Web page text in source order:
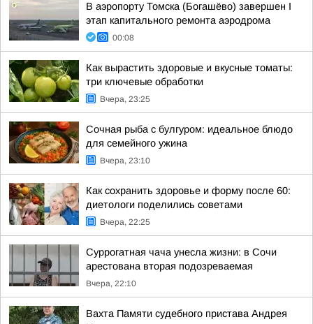
В аэропорту Томска (Богашёво) завершен I
этап капитального ремонта аэродрома
00:08
Как вырастить здоровые и вкусные томаты:
три ключевые обработки
Вчера, 23:25
Сочная рыба с булгуром: идеальное блюдо
для семейного ужина
Вчера, 23:10
Как сохранить здоровье и форму после 60:
диетологи поделились советами
Вчера, 22:25
Суррогатная чача унесла жизни: в Сочи
арестована вторая подозреваемая
Вчера, 22:10
Вахта Памяти судебного пристава Андрея